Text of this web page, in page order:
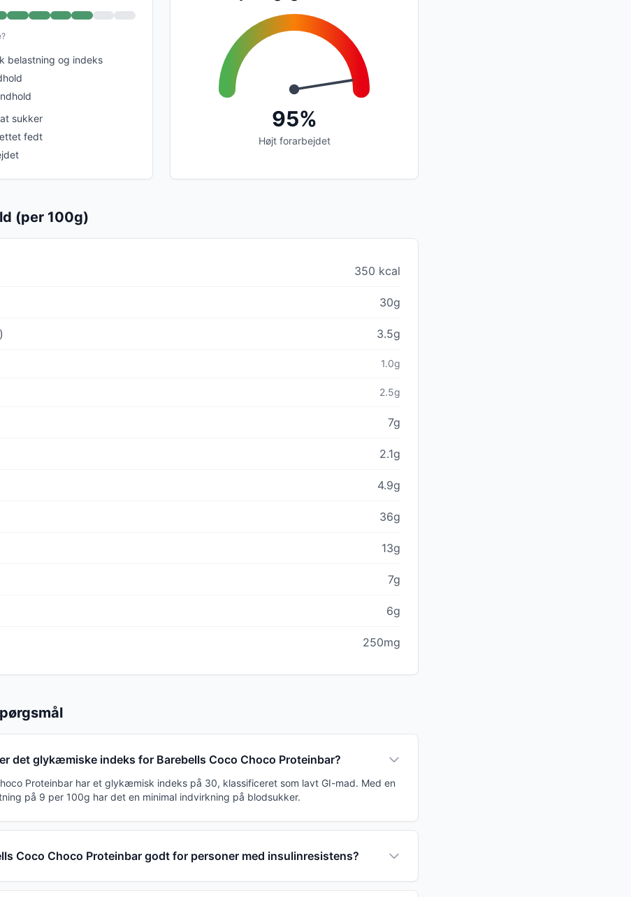
belastning og indeks
sukker
fedt
95%
Højt forarbejdet
(per 100g)
350 kcal
30g
3.5g
1.0g
2.5g
7g
2.1g
4.9g
36g
13g
7g
6g
250mg
det glykæmiske indeks for Barebells Coco Choco Proteinbar?
Proteinbar har et glykæmisk indeks på 30, klassificeret som lavt GI-mad. Med en
på 9 per 100g har det en minimal indvirkning på blodsukker.
Coco Choco Proteinbar godt for personer med insulinresistens?